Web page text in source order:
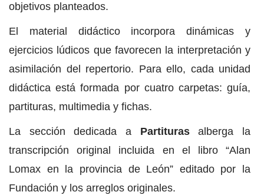
objetivos planteados.
El material didáctico incorpora dinámicas y
ejercicios lúdicos que favorecen la interpretación y
asimilación del repertorio. Para ello, cada unidad
didáctica está formada por cuatro carpetas: guía,
partituras, multimedia y fichas.
La sección dedicada a Partiturasalberga la
transcripción original incluida en el libro “Alan
Lomax en la provincia de León” editado por la
Fundación y los arreglos originales.